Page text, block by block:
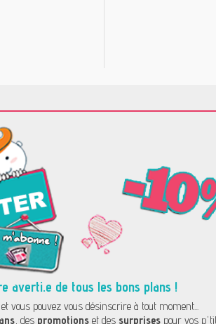
averti.e de tous les bons plans !
vous pouvez vous désinscrire à tout moment...
, des promotions et dessurprises pour vos